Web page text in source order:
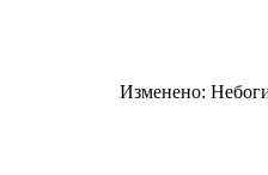
Изменено: